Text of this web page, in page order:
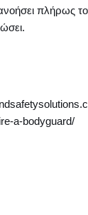
πλήρως
a-bodyguard/